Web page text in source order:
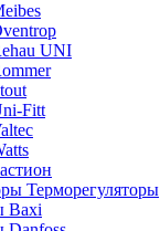
UNI
Fitt
Терморегуляторы
Baxi